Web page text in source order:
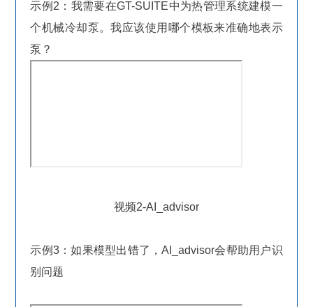
示例2：我需要在GT-SUITE中为热管理系统建模一
个机械冷却泵。我应该使用哪个模板来准确地表示
泵？
视频2-AI_advisor
示例3：如果模型出错了，AI_advisor会帮助用户识
别问题